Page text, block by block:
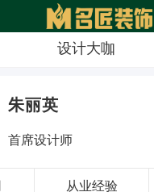
设计大咖
朱丽英
首席设计师
从业经验